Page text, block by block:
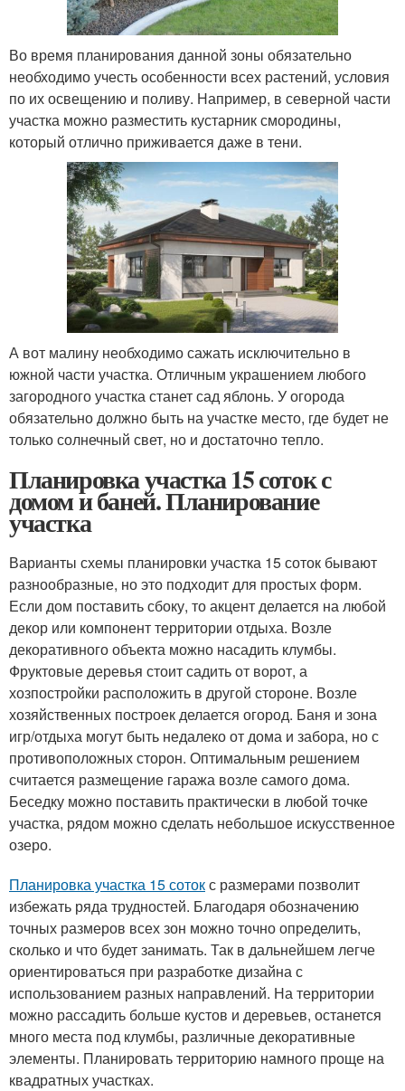
Во время планирования данной зоны обязательно
необходимо учесть особенности всех растений, условия
по их освещению и поливу. Например, в северной части
участка можно разместить кустарник смородины,
который отлично приживается даже в тени.
А вот малину необходимо сажать исключительно в
южной части участка. Отличным украшением любого
загородного участка станет сад яблонь. У огорода
обязательно должно быть на участке место, где будет не
только солнечный свет, но и достаточно тепло.
Планировка участка 15 соток с
домом и баней. Планирование
участка
Варианты схемы планировки участка 15 соток бывают
разнообразные, но это подходит для простых форм.
Если дом поставить сбоку, то акцент делается на любой
декор или компонент территории отдыха. Возле
декоративного объекта можно насадить клумбы.
Фруктовые деревья стоит садить от ворот, а
хозпостройки расположить в другой стороне. Возле
хозяйственных построек делается огород. Баня и зона
игр/отдыха могут быть недалеко от дома и забора, но с
противоположных сторон. Оптимальным решением
считается размещение гаража возле самого дома.
Беседку можно поставить практически в любой точке
участка, рядом можно сделать небольшое искусственное
озеро.
Планировка участка 15 сотокс размерами позволит
избежать ряда трудностей. Благодаря обозначению
точных размеров всех зон можно точно определить,
сколько и что будет занимать. Так в дальнейшем легче
ориентироваться при разработке дизайна с
использованием разных направлений. На территории
можно рассадить больше кустов и деревьев, останется
много места под клумбы, различные декоративные
элементы. Планировать территорию намного проще на
квадратных участках.